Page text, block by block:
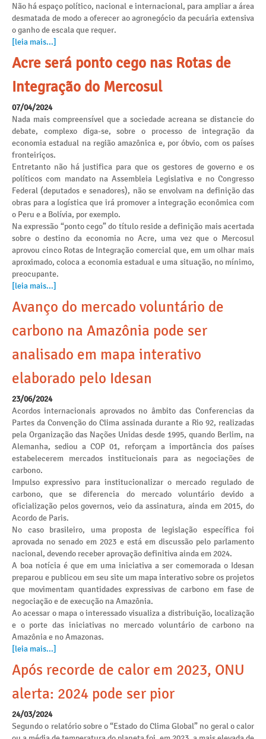
Não há espaço político, nacional e internacional, para ampliar a área
desmatada de modo a oferecer ao agronegócio da pecuária extensiva
o ganho de escala que requer.
[leia mais...]
Acre será ponto cego nas Rotas de
Integração do Mercosul
07/04/2024
Nada mais compreensível que a sociedade acreana se distancie do
debate, complexo diga-se, sobre o processo de integração da
economia estadual na região amazônica e, por óbvio, com os países
fronteiriços.
Entretanto não há justifica para que os gestores de governo e os
políticos com mandato na Assembleia Legislativa e no Congresso
Federal (deputados e senadores), não se envolvam na definição das
obras para a logística que irá promover a integração econômica com
o Peru e a Bolívia, por exemplo.
Na expressão “ponto cego” do título reside a definição mais acertada
sobre o destino da economia no Acre, uma vez que o Mercosul
aprovou cinco Rotas de Integração comercial que, em um olhar mais
aproximado, coloca a economia estadual e uma situação, no mínimo,
preocupante.
[leia mais...]
Avanço do mercado voluntário de
carbono na Amazônia pode ser
analisado em mapa interativo
elaborado pelo Idesan
23/06/2024
Acordos internacionais aprovados no âmbito das Conferencias da
Partes da Convenção do Clima assinada durante a Rio 92, realizadas
pela Organização das Nações Unidas desde 1995, quando Berlim, na
Alemanha, sediou a COP 01, reforçam a importância dos países
estabelecerem mercados institucionais para as negociações de
carbono.
Impulso expressivo para institucionalizar o mercado regulado de
carbono, que se diferencia do mercado voluntário devido a
oficialização pelos governos, veio da assinatura, ainda em 2015, do
Acordo de Paris.
No caso brasileiro, uma proposta de legislação específica foi
aprovada no senado em 2023 e está em discussão pelo parlamento
nacional, devendo receber aprovação definitiva ainda em 2024.
A boa notícia é que em uma iniciativa a ser comemorada o Idesan
preparou e publicou em seu site um mapa interativo sobre os projetos
que movimentam quantidades expressivas de carbono em fase de
negociação e de execução na Amazônia.
Ao acessar o mapa o interessado visualiza a distribuição, localização
e o porte das iniciativas no mercado voluntário de carbono na
Amazônia e no Amazonas.
[leia mais...]
Após recorde de calor em 2023, ONU
alerta: 2024 pode ser pior
24/03/2024
Segundo o relatório sobre o “Estado do Clima Global” no geral o calor